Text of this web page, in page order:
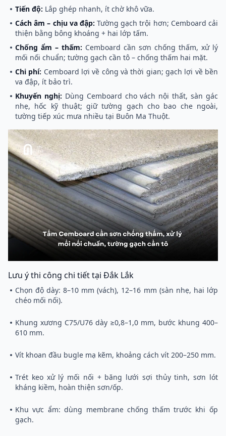
Tiến độ: Lắp ghép nhanh, ít chờ khô vữa.
Cách âm – chịu va đập: Tường gạch trội hơn; Cemboard cải
thiện bằng bông khoáng + hai lớp tấm.
Chống ẩm – thấm: Cemboard cần sơn chống thấm, xử lý
mối nối chuẩn; tường gạch cần tô – chống thấm hai mặt.
Chi phí: Cemboard lợi về công và thời gian; gạch lợi về bền
va đập, ít bảo trì.
Khuyến nghị: Dùng Cemboard cho vách nội thất, sàn gác
nhẹ, hốc kỹ thuật; giữ tường gạch cho bao che ngoài,
tường tiếp xúc mưa nhiều tại Buôn Ma Thuột.
Lưu ý thi công chi tiết tại Đắk Lắk
Chọn độ dày: 8–10 mm (vách), 12–16 mm (sàn nhẹ, hai lớp
chéo mối nối).
Khung xương C75/U76 dày ≥0,8–1,0 mm, bước khung 400–
610 mm.
Vít khoan đầu bugle mạ kẽm, khoảng cách vít 200–250 mm.
Trét keo xử lý mối nối + băng lưới sợi thủy tinh, sơn lót
kháng kiềm, hoàn thiện sơn/ốp.
Khu vực ẩm: dùng membrane chống thấm trước khi ốp
gạch.